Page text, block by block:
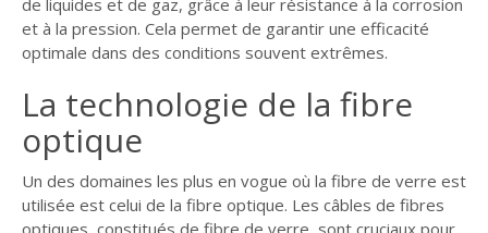
de liquides et de gaz, grâce à leur résistance à la corrosion
et à la pression. Cela permet de garantir une efficacité
optimale dans des conditions souvent extrêmes.
La technologie de la fibre
optique
Un des domaines les plus en vogue où la fibre de verre est
utilisée est celui de la fibre optique. Les câbles de fibres